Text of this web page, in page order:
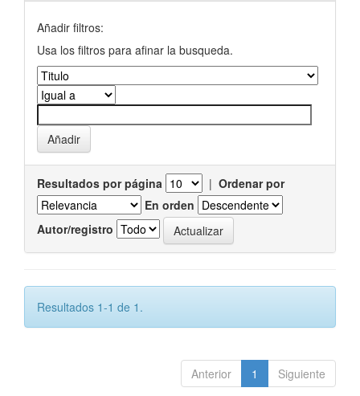
Añadir filtros:
Usa los filtros para afinar la busqueda.
Resultados por página | Ordenar por
En orden
Autor/registro
Resultados 1-1 de 1.
Anterior 1 Siguiente